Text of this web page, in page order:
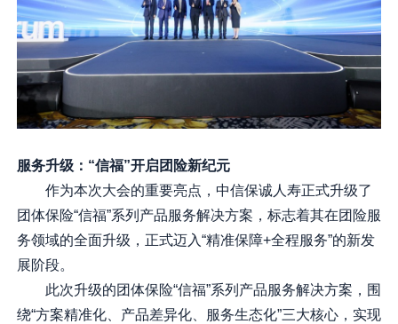
服务升级：“信福”开启团险新纪元
作为本次大会的重要亮点，中信保诚人寿正式升级了
团体保险“信福”系列产品服务解决方案，标志着其在团险服
务领域的全面升级，正式迈入“精准保障+全程服务”的新发
展阶段。
此次升级的团体保险“信福”系列产品服务解决方案，围
绕“方案精准化、产品差异化、服务生态化”三大核心，实现